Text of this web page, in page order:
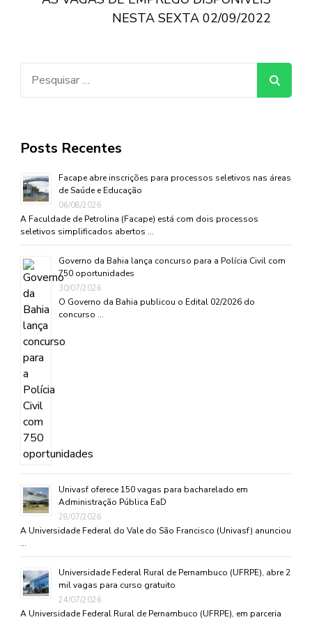
NESTA SEXTA 02/09/2022
Posts Recentes
Facape abre inscrições para processos seletivos nas áreas
de Saúde e Educação
06/08/2026
A Faculdade de Petrolina (Facape) está com dois processos
seletivos simplificados abertos …
Governo da Bahia lança concurso para a Polícia Civil com
750 oportunidades
30/07/2026
O Governo da Bahia publicou o Edital 02/2026 do
concurso …
Univasf oferece 150 vagas para bacharelado em
Administração Pública EaD
28/07/2026
A Universidade Federal do Vale do São Francisco (Univasf) anunciou
…
Universidade Federal Rural de Pernambuco (UFRPE), abre 2
mil vagas para curso gratuito
24/07/2026
A Universidade Federal Rural de Pernambuco (UFRPE), em parceria